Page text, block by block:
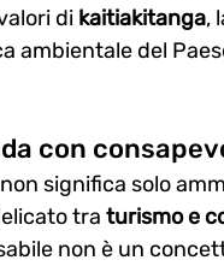
di kaitiakitanga,
ambientale del
con
significa solo
tra turismo e
non è un